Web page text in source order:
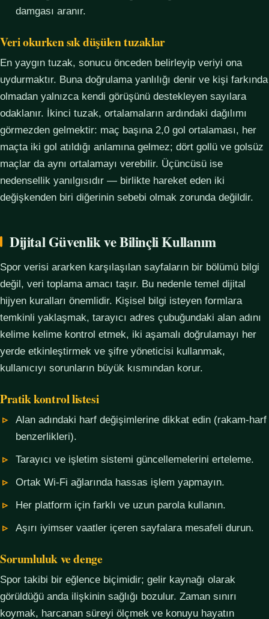
damgası aranır.
Veri okurken sık düşülen tuzaklar
En yaygın tuzak, sonucu önceden belirleyip veriyi ona
uydurmaktır. Buna doğrulama yanlılığı denir ve kişi farkında
olmadan yalnızca kendi görüşünü destekleyen sayılara
odaklanır. İkinci tuzak, ortalamaların ardındaki dağılımı
görmezden gelmektir: maç başına 2,0 gol ortalaması, her
maçta iki gol atıldığı anlamına gelmez; dört gollü ve golsüz
maçlar da aynı ortalamayı verebilir. Üçüncüsü ise
nedensellik yanılgısıdır — birlikte hareket eden iki
değişkenden biri diğerinin sebebi olmak zorunda değildir.
Dijital Güvenlik ve Bilinçli Kullanım
Spor verisi ararken karşılaşılan sayfaların bir bölümü bilgi
değil, veri toplama amacı taşır. Bu nedenle temel dijital
hijyen kuralları önemlidir. Kişisel bilgi isteyen formlara
temkinli yaklaşmak, tarayıcı adres çubuğundaki alan adını
kelime kelime kontrol etmek, iki aşamalı doğrulamayı her
yerde etkinleştirmek ve şifre yöneticisi kullanmak,
kullanıcıyı sorunların büyük kısmından korur.
Pratik kontrol listesi
Alan adındaki harf değişimlerine dikkat edin (rakam-harf
benzerlikleri).
Tarayıcı ve işletim sistemi güncellemelerini erteleme.
Ortak Wi-Fi ağlarında hassas işlem yapmayın.
Her platform için farklı ve uzun parola kullanın.
Aşırı iyimser vaatler içeren sayfalara mesafeli durun.
Sorumluluk ve denge
Spor takibi bir eğlence biçimidir; gelir kaynağı olarak
görüldüğü anda ilişkinin sağlığı bozulur. Zaman sınırı
koymak, harcanan süreyi ölçmek ve konuyu hayatın